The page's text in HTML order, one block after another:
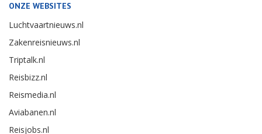
ONZE WEBSITES
Luchtvaartnieuws.nl
Zakenreisnieuws.nl
Triptalk.nl
Reisbizz.nl
Reismedia.nl
Aviabanen.nl
Reisjobs.nl